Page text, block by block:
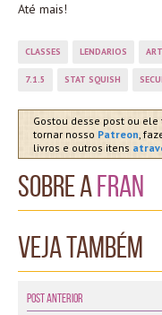
Até mais!
CLASSES LENDARIOS
7.1.5 STAT SQUISH
Gostou desse post ou
tornar nosso Patreon,
livros e outros itens
Sobre aFran
Veja também
Post Anterior